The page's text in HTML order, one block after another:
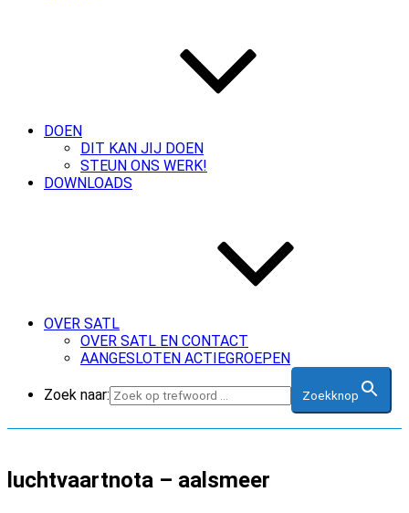
DOEN
DIT KAN JIJ DOEN
STEUN ONS WERK!
DOWNLOADS
OVER SATL
OVER SATL EN CONTACT
AANGESLOTEN ACTIEGROEPEN
Zoek naar: Zoekknop
luchtvaartnota – aalsmeer